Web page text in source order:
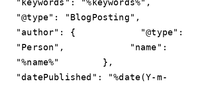
"keywords": "%keywords%",
"@type": "BlogPosting",
"author": {            "@type":
"Person",            "name":
"%name%"        },
"datePublished": "%date(Y-m-